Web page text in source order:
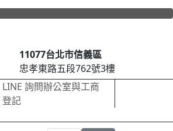
11077台北市信義區
忠孝東路五段762號3樓
LINE 詢問辦公室與工商
登記